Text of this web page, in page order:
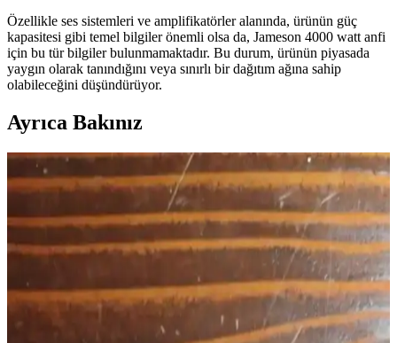
Özellikle ses sistemleri ve amplifikatörler alanında, ürünün güç
kapasitesi gibi temel bilgiler önemli olsa da, Jameson 4000 watt anfi
için bu tür bilgiler bulunmamaktadır. Bu durum, ürünün piyasada
yaygın olarak tanındığını veya sınırlı bir dağıtım ağına sahip
olabileceğini düşündürüyor.
Ayrıca Bakınız
Amplifikatör Arızaları, Onarım Süreçleri ve TO-220
Transistör Soğutma Yöntemleri
Amplifikatörlerde sıkça karşılaşılan güç kaynağı ve transistör
arızaları, onarım sürecinde dikkat gerektirir. TO-220 transistörlerin
soğutma yöntemleri ve devre kartı hasarları tamirin başarısını etkiler.
1963 Model Antika Tüp Amplifikatörlerin Onarımı
ve Restorasyon Süreçleri